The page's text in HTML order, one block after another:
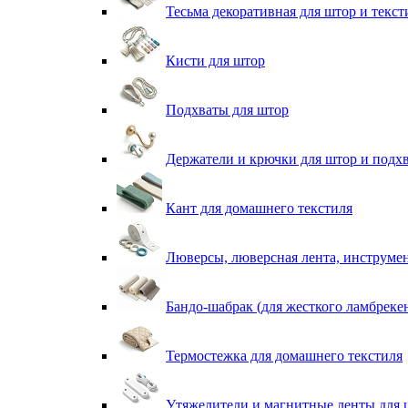
Тесьма декоративная для штор и
Кисти для штор
Подхваты для штор
Держатели и крючки для штор и
Кант для домашнего текстиля
Люверсы, люверсная лента,
Бандо-шабрак (для жесткого
Термостежка для домашнего текстиля
Утяжелители и магнитные ленты для